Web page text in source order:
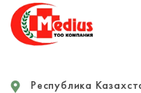
Республика